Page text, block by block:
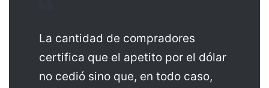
La cantidad de compradores
certifica que el apetito por el dólar
no cedió sino que, en todo caso,